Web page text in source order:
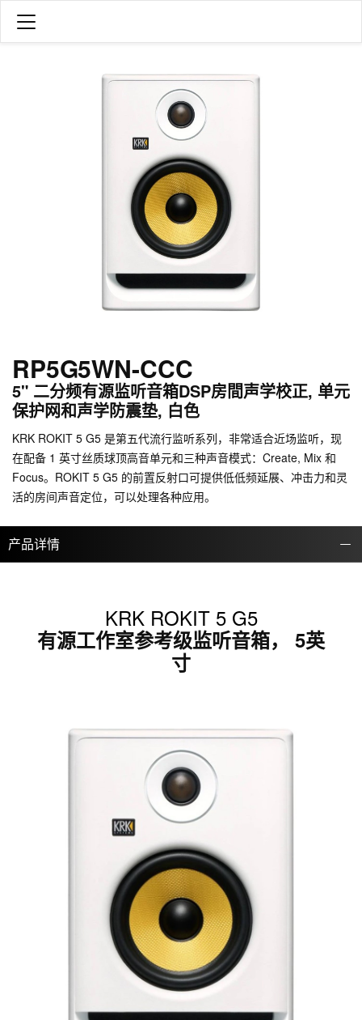
RP5G5WN-CCC
5" 二分频有源监听音箱DSP房間声学校正, 单元
保护网和声学防震垫, 白色
KRK ROKIT 5 G5 是第五代流行监听系列，非常适合近场监听，现
在配备 1 英寸丝质球顶高音单元和三种声音模式：Create, Mix 和
Focus。ROKIT 5 G5 的前置反射口可提供低低频延展、冲击力和灵
活的房间声音定位，可以处理各种应用。
产品详情
KRK ROKIT 5 G5
有源工作室参考级监听音箱， 5英
寸